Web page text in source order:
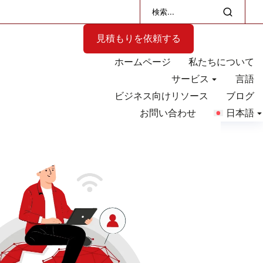
見積もりを依頼する
ホームページ
私たちについて
サービス
言語
ビジネス向けリソース
ブログ
お問い合わせ
日本語